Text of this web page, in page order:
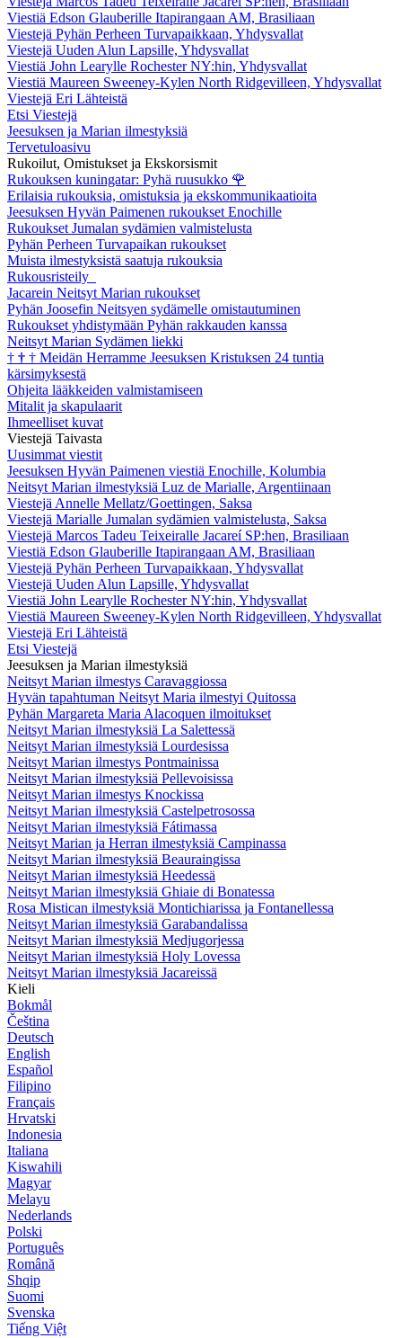
Viestiä Edson Glauberille Itapirangaan AM, Brasiliaan
Viestejä Pyhän Perheen Turvapaikkaan, Yhdysvallat
Viestejä Uuden Alun Lapsille, Yhdysvallat
Viestiä John Learylle Rochester NY:hin, Yhdysvallat
Viestiä Maureen Sweeney-Kylen North Ridgevilleen, Yhdysvallat
Viestejä Eri Lähteistä
Etsi Viestejä
Jeesuksen ja Marian ilmestyksiä
Tervetuloasivu
Rukoilut, Omistukset ja Ekskorsismit
Rukouksen kuningatar: Pyhä ruusukko 🌹
Erilaisia rukouksia, omistuksia ja ekskommunikaatioita
Jeesuksen Hyvän Paimenen rukoukset Enochille
Rukoukset Jumalan sydämien valmistelusta
Pyhän Perheen Turvapaikan rukoukset
Muista ilmestyksistä saatuja rukouksia
Rukousristeily
Jacarein Neitsyt Marian rukoukset
Pyhän Joosefin Neitsyen sydämelle omistautuminen
Rukoukset yhdistymään Pyhän rakkauden kanssa
Neitsyt Marian Sydämen liekki
† † † Meidän Herramme Jeesuksen Kristuksen 24 tuntia
kärsimyksestä
Ohjeita lääkkeiden valmistamiseen
Mitalit ja skapulaarit
Ihmeelliset kuvat
Viestejä Taivasta
Uusimmat viestit
Jeesuksen Hyvän Paimenen viestiä Enochille, Kolumbia
Neitsyt Marian ilmestyksiä Luz de Marialle, Argentiinaan
Viestejä Annelle Mellatz/Goettingen, Saksa
Viestejä Marialle Jumalan sydämien valmistelusta, Saksa
Viestejä Marcos Tadeu Teixeiralle Jacareí SP:hen, Brasiliaan
Viestiä Edson Glauberille Itapirangaan AM, Brasiliaan
Viestejä Pyhän Perheen Turvapaikkaan, Yhdysvallat
Viestejä Uuden Alun Lapsille, Yhdysvallat
Viestiä John Learylle Rochester NY:hin, Yhdysvallat
Viestiä Maureen Sweeney-Kylen North Ridgevilleen, Yhdysvallat
Viestejä Eri Lähteistä
Etsi Viestejä
Jeesuksen ja Marian ilmestyksiä
Neitsyt Marian ilmestys Caravaggiossa
Hyvän tapahtuman Neitsyt Maria ilmestyi Quitossa
Pyhän Margareta Maria Alacoquen ilmoitukset
Neitsyt Marian ilmestyksiä La Salettessä
Neitsyt Marian ilmestyksiä Lourdesissa
Neitsyt Marian ilmestys Pontmainissa
Neitsyt Marian ilmestyksiä Pellevoisissa
Neitsyt Marian ilmestys Knockissa
Neitsyt Marian ilmestyksiä Castelpetrosossa
Neitsyt Marian ilmestyksiä Fátimassa
Neitsyt Marian ja Herran ilmestyksiä Campinassa
Neitsyt Marian ilmestyksiä Beauraingissa
Neitsyt Marian ilmestyksiä Heedessä
Neitsyt Marian ilmestyksiä Ghiaie di Bonatessa
Rosa Mistican ilmestyksiä Montichiarissa ja Fontanellessa
Neitsyt Marian ilmestyksiä Garabandalissa
Neitsyt Marian ilmestyksiä Medjugorjessa
Neitsyt Marian ilmestyksiä Holy Lovessa
Neitsyt Marian ilmestyksiä Jacareissä
Kieli
Bokmål
Čeština
Deutsch
English
Español
Filipino
Français
Hrvatski
Indonesia
Italiana
Kiswahili
Magyar
Melayu
Nederlands
Polski
Português
Română
Shqip
Suomi
Svenska
Tiếng Việt